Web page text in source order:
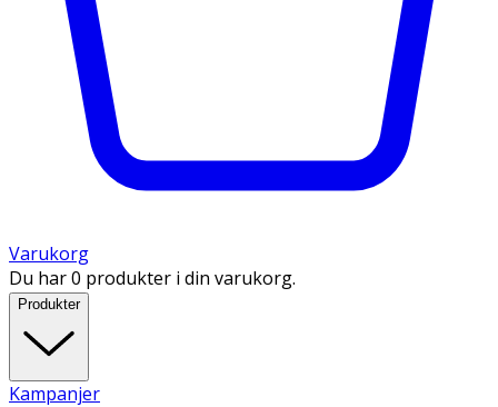
Varukorg
Du har 0 produkter i din varukorg.
Produkter
Kampanjer